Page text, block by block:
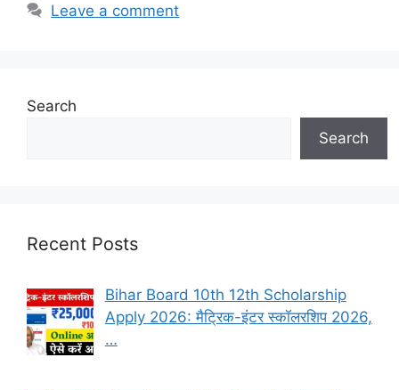
Leave a comment
Search
Search
Recent Posts
Bihar Board 10th 12th Scholarship
Apply 2026: मैट्रिक-इंटर स्कॉलरशिप 2026,
…